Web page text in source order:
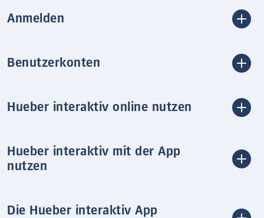
Anmelden
Benutzerkonten
Hueber interaktiv online nutzen
Hueber interaktiv mit der App
nutzen
Die Hueber interaktiv App